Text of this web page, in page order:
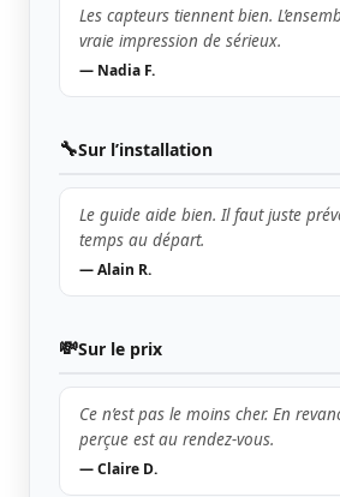
Les capteurs tiennent bien.
vraie impression de sérieux.
— Nadia F.
🔧Sur l’installation
Le guide aide bien. Il faut juste
temps au départ.
— Alain R.
💸Sur le prix
Ce n’est pas le moins cher. En
perçue est au rendez-vous.
— Claire D.